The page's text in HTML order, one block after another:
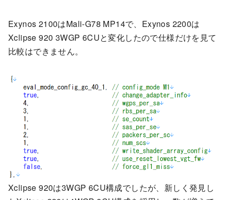
Exynos 2100はMali-G78 MP14で、Exynos 2200は
Xclipse 920 3WGP 6CUと変化したので仕様だけを見て
比較はできません。
Xclipse 920は3WGP 6CU構成でしたが、新しく発見し